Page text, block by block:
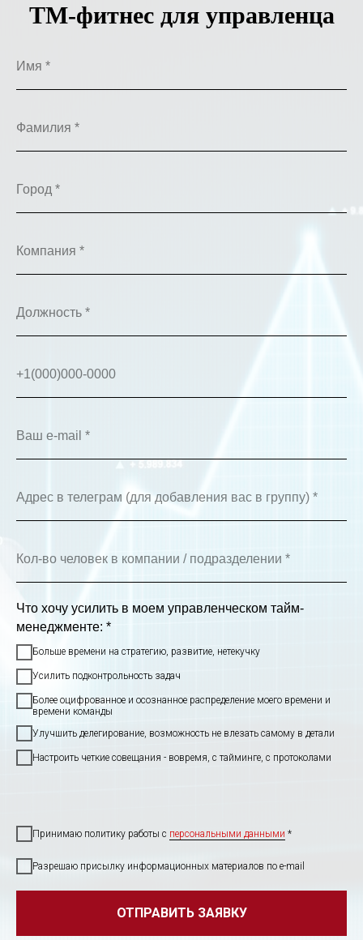
ТМ-фитнес для управленца
Что хочу усилить в моем управленческом тайм-
менеджменте: *
Больше времени на стратегию, развитие, нетекучку
Усилить подконтрольность задач
Более оцифрованное и осознанное распределение моего времени и
времени команды
Улучшить делегирование, возможность не влезать самому в детали
Настроить четкие совещания - вовремя, с тайминге, с протоколами
Принимаю политику работы с персональными данными *
Разрешаю присылку информационных материалов по e-mail
ОТПРАВИТЬ ЗАЯВКУ